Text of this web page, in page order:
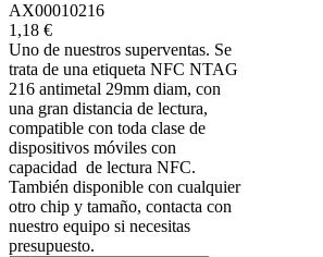
AX00010216
1,18 €
Uno de nuestros superventas. Se
trata de una etiqueta NFC NTAG
216 antimetal 29mm diam, con
una gran distancia de lectura,
compatible con toda clase de
dispositivos móviles con
capacidad de lectura NFC.
También disponible con cualquier
otro chip y tamaño, contacta con
nuestro equipo si necesitas
presupuesto.